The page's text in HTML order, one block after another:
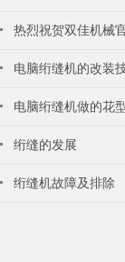
热烈祝贺双佳机械
电脑绗缝机的改装
电脑绗缝机做的花
绗缝的发展
绗缝机故障及排除